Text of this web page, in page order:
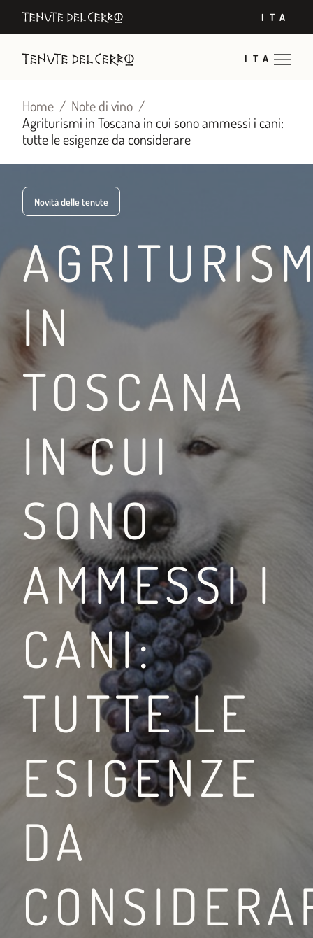
ITA
ITA
TRA LA VIA
LEGGI DI PIÙ
Home
Note di vino
Agriturismi in Toscana in cui sono ammessi i cani:
tutte le esigenze da considerare
Novità delle tenute
IN
TOSCANA
IN CUI
SONO
AMMESSI I
CANI:
TUTTE LE
ESIGENZE
DA